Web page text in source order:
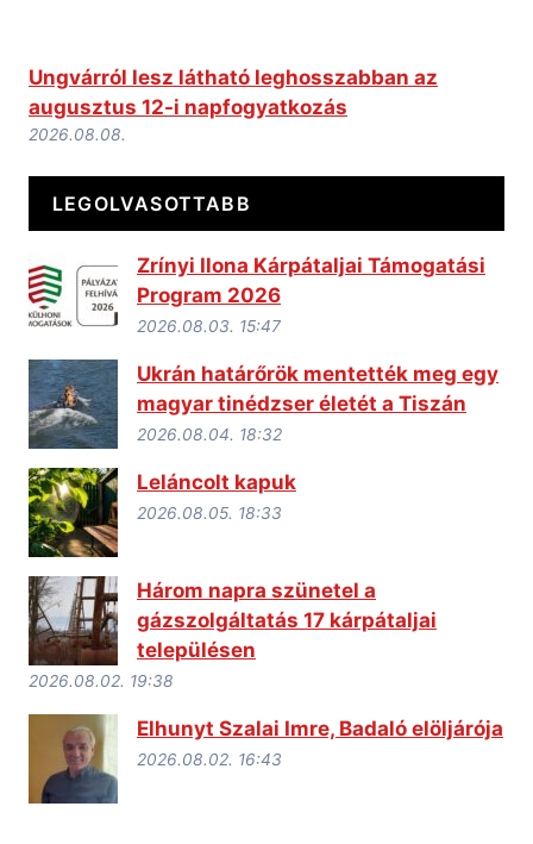
Ungvárról lesz látható leghosszabban az
augusztus 12-i napfogyatkozás
2026.08.08.
LEGOLVASOTTABB
Zrínyi Ilona Kárpátaljai Támogatási
Program 2026
2026.08.03. 15:47
Ukrán határőrök mentették meg egy
magyar tinédzser életét a Tiszán
2026.08.04. 18:32
Leláncolt kapuk
2026.08.05. 18:33
Három napra szünetel a
gázszolgáltatás 17 kárpátaljai
településen
2026.08.02. 19:38
Elhunyt Szalai Imre, Badaló elöljárója
2026.08.02. 16:43